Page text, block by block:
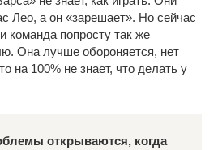
Лео, а он «зарешает». Но сейчас
команда попросту так же
Она лучше обороняется, нет
на 100% не знает, что делать у
открываются, когда